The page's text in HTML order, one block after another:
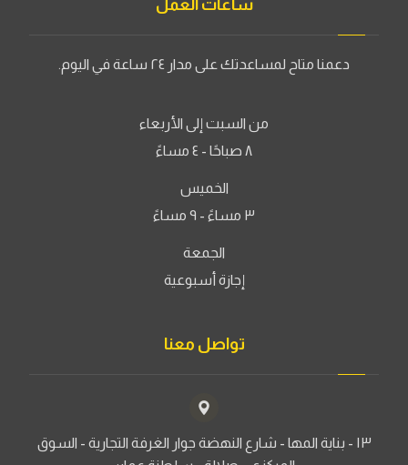
ساعات العمل
دعمنا متاح لمساعدتك على مدار ٢٤ ساعة في اليوم.
من السبت إلى الأربعاء
٨ صباحًا - ٤ مساءً
الخميس
٣ مساءً - ٩ مساءً
الجمعة
إجازة أسبوعية
تواصل معنا
١٣ - بناية المها - شارع النهضة جوار الغرفة التجارية - السوق